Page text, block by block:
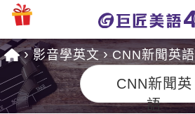
課程總覽
學員專區
影音學英文 CNN新聞英語
CNN新聞英
語